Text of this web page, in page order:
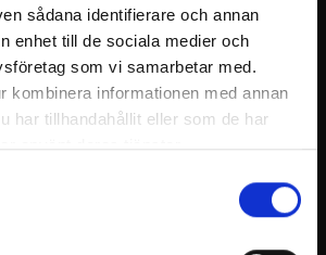
sådana identifierare och annan
enhet till de sociala medier och
som vi samarbetar med.
kombinera informationen med annan
har tillhandahållit eller som de har
använt deras tjänster.
specialdieter samt
fi/fi-